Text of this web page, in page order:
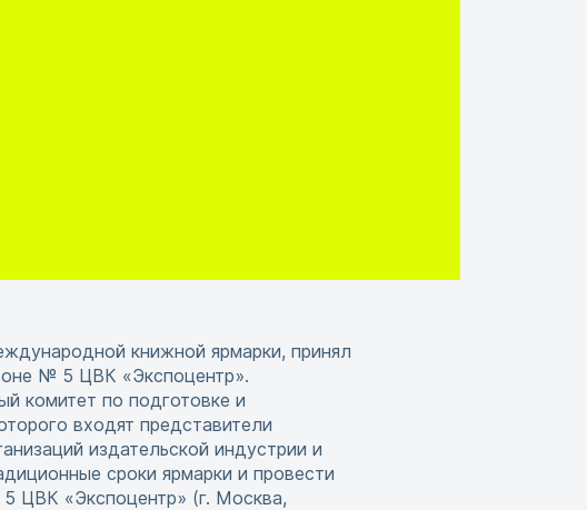
книжной ярмарки, принял
№ 5 ЦВК «Экспоцентр».
комитет по подготовке и
входят представители
издательской индустрии и
сроки ярмарки и провести
ЦВК «Экспоцентр» (г. Москва,